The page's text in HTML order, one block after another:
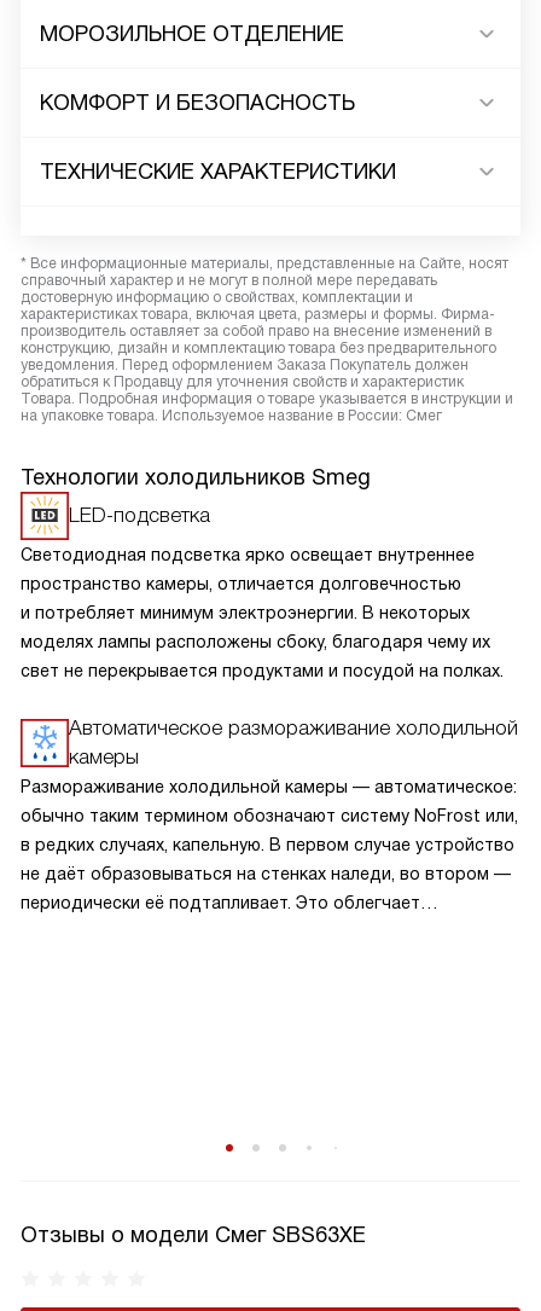
МОРОЗИЛЬНОЕ ОТДЕЛЕНИЕ
КОМФОРТ И БЕЗОПАСНОСТЬ
ТЕХНИЧЕСКИЕ ХАРАКТЕРИСТИКИ
* Все информационные материалы, представленные на Сайте, носят
справочный характер и не могут в полной мере передавать
достоверную информацию о свойствах, комплектации и
характеристиках товара, включая цвета, размеры и формы. Фирма-
производитель оставляет за собой право на внесение изменений в
конструкцию, дизайн и комплектацию товара без предварительного
уведомления. Перед оформлением Заказа Покупатель должен
обратиться к Продавцу для уточнения свойств и характеристик
Товара. Подробная информация о товаре указывается в инструкции и
на упаковке товара. Используемое название в России: Смег
Технологии холодильников Smeg
LED-подсветка
Светодиодная подсветка ярко освещает внутреннее
пространство камеры, отличается долговечностью
и потребляет минимум электроэнергии. В некоторых
моделях лампы расположены сбоку, благодаря чему их
свет не перекрывается продуктами и посудой на полках.
Автоматическое размораживание холодильной
камеры
Размораживание холодильной камеры — автоматическое:
обычно таким термином обозначают систему NoFrost или,
в редких случаях, капельную. В первом случае устройство
не даёт образовываться на стенках наледи, во втором —
периодически её подтапливает. Это облегчает
Отзывы о модели Смег SBS63XE